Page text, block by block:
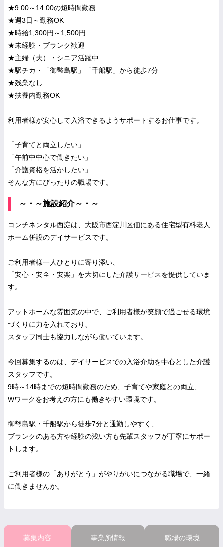
★9:00～14:00の短時間勤務
★週3日～勤務OK
★時給1,300円～1,500円
★未経験・ブランク歓迎
★主婦（夫）・シニア活躍中
★駅チカ・「御幣島駅」「千船駅」から徒歩7分
★残業なし
★扶養内勤務OK
利用者様が安心して入浴できるようサポートするお仕事です。
「子育てと両立したい」
「午前中中心で働きたい」
「介護資格を活かしたい」
そんな方にぴったりの職場です。
～・～施設紹介～・～
コンチネンタル西淀は、大阪市西淀川区佃にある住宅型有料老人
ホーム併設のデイサービスです。
ご利用者様一人ひとりに寄り添い、
「安心・安全・安楽」を大切にした介護サービスを提供していま
す。
アットホームな雰囲気の中で、ご利用者様が笑顔で過ごせる環境
づくりに力を入れており、
スタッフ同士も協力しながら働いています。
今回募集するのは、デイサービスでの入浴介助を中心とした介護
スタッフです。
9時～14時までの短時間勤務のため、子育てや家庭との両立、
Wワークをお考えの方にも働きやすい環境です。
御幣島駅・千船駅から徒歩7分と通勤しやすく、
ブランクのある方や経験の浅い方も先輩スタッフが丁寧にサポー
トします。
ご利用者様の「ありがとう」がやりがいにつながる職場で、一緒
に働きませんか。
募集内容 事業所情報 職場の環境